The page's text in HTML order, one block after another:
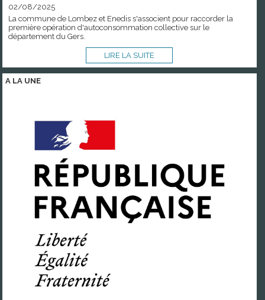
02/08/2025
La commune de Lombez et Enedis s'associent pour raccorder la
première opération d'autoconsommation collective sur le
département du Gers.
LIRE LA SUITE
A LA UNE